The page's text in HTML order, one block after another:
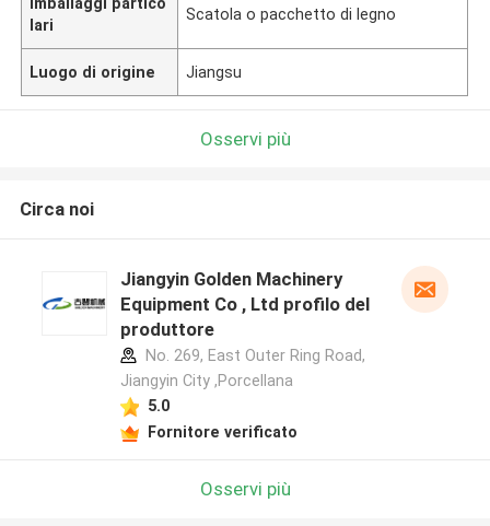
lari
Scatola o pacchetto di legno
Luogo di origine Jiangsu
Osservi più
Circa noi
Jiangyin Golden Machinery
Equipment Co , Ltd profilo del
produttore
No. 269, East Outer Ring Road,
Jiangyin City ,Porcellana
5.0
Fornitore verificato
Osservi più